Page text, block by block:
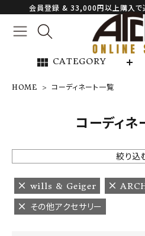
会員登録 & 33,000円以上購入で
view_module CATEGORY
NEW ARRIVAL
ARCH EXCLUSIVE
BRAND
CATEGORY
HOME コーディネート一覧
コーディネ
絞り込
wills & Geiger
その他アクセサリー